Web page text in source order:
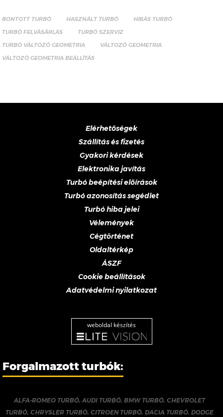
BONTOTT TURBÓ HASZNÁLT TURBÓ
HIBÁS TURBÓ
TURBÓ FELVÁSÁRLÁS
TURBÓ SZERVIZ
TURBÓ VÁLTOZÓ GEOMETRIA
VÁLTOZÓ GEOMETRIA
VÁLTOZÓ GEOMETRIA BEÁLLÍTÁS
Elérhetőségek
Szállítás és fizetés
Gyakori kérdések
Elektronika javítás
Turbó beépítési előírások
Turbó azonosítás segédlet
Turbó hiba jelei
Vélemények
Cégtörténet
Oldaltérkép
ÁSZF
Cookie beállítások
Adatvédelmi nyilatkozat
weboldal készítés
Forgalmazott turbók:
ALFA-ROMEO TURBÓ,AUDI TURBÓ, BMW TURBÓ, CHEVROLET
TURBÓ, CHRYSLER TURBÓ, CITROEN TURBÓ, DACIA TURBÓ, DODGE